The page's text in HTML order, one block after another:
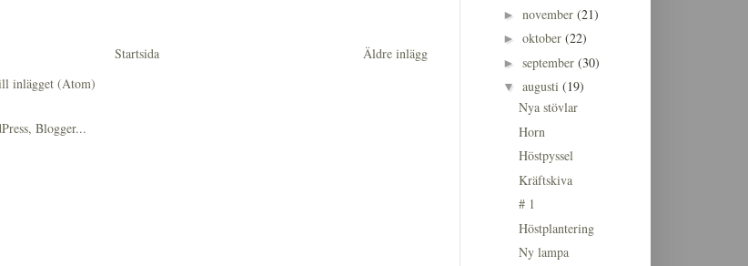
Äldre inlägg
Startsida
inlägget (Atom)
► november (21)
► oktober (22)
► september (30)
▼ augusti (19)
Nya stövlar
Horn
Höstpyssel
Kräftskiva
# 1
Höstplantering
Ny lampa